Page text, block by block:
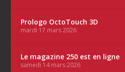
Prologo OctoTouch 3D
mardi 17 mars 2026
Le magazine 250 est en ligne
samedi 14 mars 2026